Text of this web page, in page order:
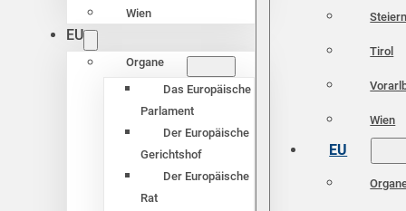
Wien
EU
Organe
Das Europäische
Parlament
Der Europäische
Gerichtshof
Der Europäische
Rat
Tirol
Wien
EU